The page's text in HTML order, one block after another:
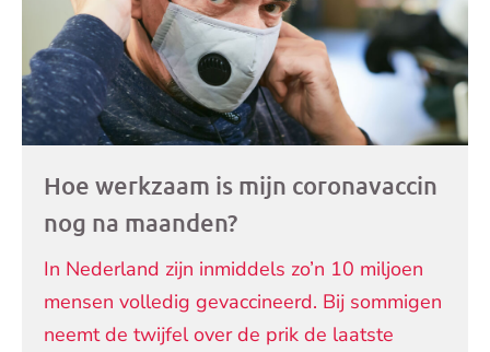
Hoe werkzaam is mijn coronavaccin
nog na maanden?
In Nederland zijn inmiddels zo’n 10 miljoen
mensen volledig gevaccineerd. Bij sommigen
neemt de twijfel over de prik de laatste